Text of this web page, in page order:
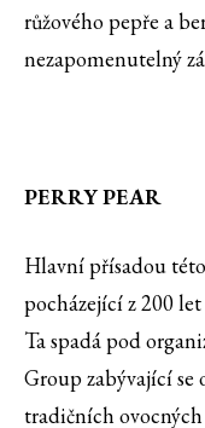
růžového pepře a
nezapomenutelný
PERRY PEAR
Hlavní přísadou
pocházející z 200 let
Ta spadá pod
Group zabývající se
tradičních